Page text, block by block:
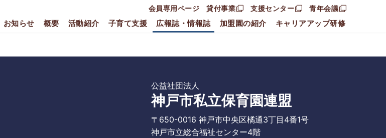
会員専用ページ 貸付事業 支援センター 青年会議
お知らせ 概要 活動紹介 子育て支援 広報誌・情報誌 加盟園の紹介 キャリアアップ研修
公益社団法人
神戸市私立保育園連盟
〒650-0016 神戸市中央区橘通3丁目4番1号
神戸市立総合福祉センター4階